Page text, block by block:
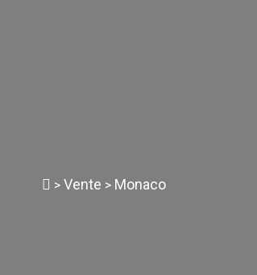
> Vente > Monaco